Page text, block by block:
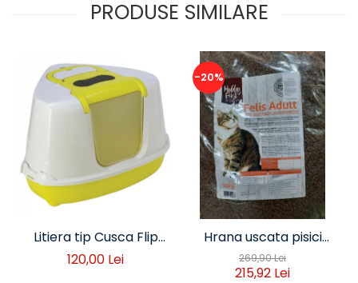
PRODUSE SIMILARE
Litiera tip Cusca Flip
Corner
120,00 Lei
-20%
Hrana uscata pisici
adulte Hofi Felis
269,90 Lei
215,92 Lei